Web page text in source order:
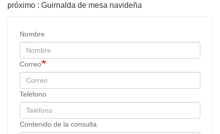
próximo : Guirnalda de mesa navideña
Nombre
Correo
Teléfono
Contenido de la consulta